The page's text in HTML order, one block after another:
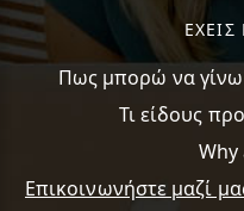
ΕΧΕΙΣ
Πως μπορώ να
Τι είδους
Why
Επικοινωνήστε μαζί